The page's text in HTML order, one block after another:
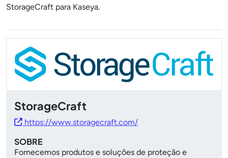
StorageCraft para Kaseya.
StorageCraft
https://www.storagecraft.com/
SOBRE
Fornecemos produtos e soluções de proteção e